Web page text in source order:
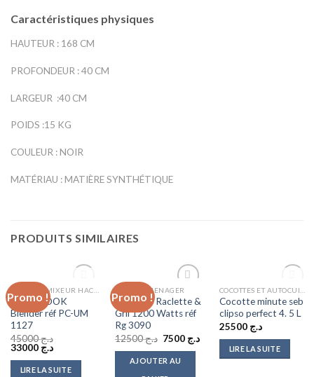
Caractéristiques physiques
HAUTEUR : 168 CM
PROFONDEUR :40 CM
LARGEUR :40 CM
POIDS :15 KG
COULEUR :NOIR
MATÉRIAU :MATIÈRE SYNTHÉTIQUE
PRODUITS SIMILAIRES
Promo !
Add to
wishlist
RUPTURE DE
STOCK
PROFICOOK
Blender réf PC-UM
1127
د.ج45000
Le
initial
était :
د.ج 33000
Le
actuel
est :
LIRE LA SUITE
Promo !
Add to
wishlist
ELECTROMENAGER
Clatronic Raclette &
Gril 1200 Watts réf
Rg 3090
د.ج12500
Le
initial
était :
د.ج 7500
Le
AJOUTER AU
Add to
wishlist
RUPTURE DE
STOCK
Cocotte minute seb
clipso perfect 4. 5 L
د.ج 25500
LIRE LA SUITE